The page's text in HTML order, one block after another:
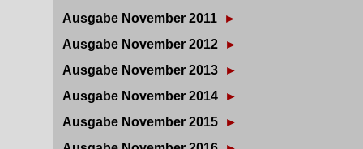
Ausgabe November 2011
►
Ausgabe November 2012
►
Ausgabe November 2013
►
Ausgabe November 2014
►
Ausgabe November 2015
►